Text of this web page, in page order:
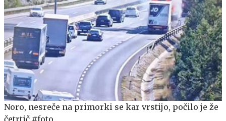
Noro, nesreče na primorki se kar vrstijo, počilo je že
četrtič #foto